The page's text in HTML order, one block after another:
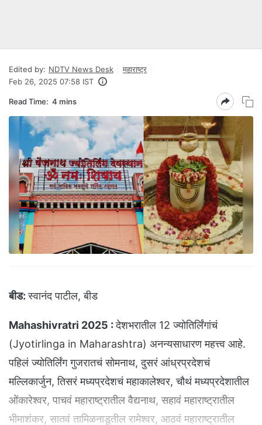
Edited by: NDTV News Desk
महाराष्ट्र
Feb 26, 2025 07:58 IST
Read Time: 4 mins
बीड: स्वानंद पाटील, बीड
Mahashivratri 2025 :देशभरातील 12 ज्योतिर्लिंगांचं
(Jyotirlinga in Maharashtra) अनन्यसाधारण महत्त्व आहे.
पहिलं ज्योतिर्लिंग गुजरातचं सोमनाथ, दुसरं आंध्रप्रदेशचं
मल्लिकार्जुन, तिसरं मध्यप्रदेशचं महाकालेश्वर, चौथं मध्यप्रदेशातील
ओंकारेश्वर, पाचवं महाराष्ट्रातील वैद्यनाथ, सहावं महाराष्ट्रातील
भीमाशंकर, सातवं तामिळनाडूतील रामेश्वर, आठवं महाराष्ट्रातील